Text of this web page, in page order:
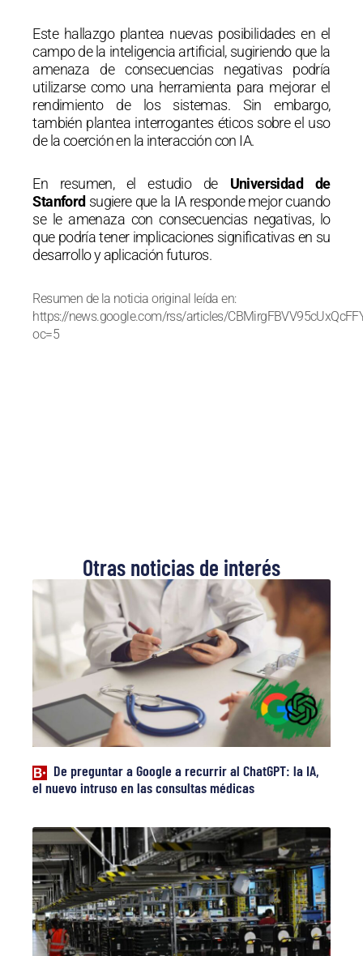
Este hallazgo plantea nuevas posibilidades en el
campo de la inteligencia artificial, sugiriendo que la
amenaza de consecuencias negativas podría
utilizarse como una herramienta para mejorar el
rendimiento de los sistemas. Sin embargo,
también plantea interrogantes éticos sobre el uso
de la coerción en la interacción con IA.
En resumen, el estudio de Universidad de
Stanford sugiere que la IA responde mejor cuando
se le amenaza con consecuencias negativas, lo
que podría tener implicaciones significativas en su
desarrollo y aplicación futuros.
Resumen de la noticia original leída en:
https://news.google.com/rss/articles/
oc=5
Otras noticias de interés
De preguntar a Google a recurrir al ChatGPT: la IA,
el nuevo intruso en las consultas médicas